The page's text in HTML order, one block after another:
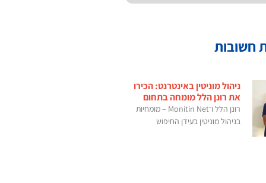
חשובות
ניהול מוניטין באינטרנט: הכירו
את רונן הלל מומחה בתחום
רונן הלל ו־Monitin Net – מומחיות
בניהול מוניטין בעידן החיפוש